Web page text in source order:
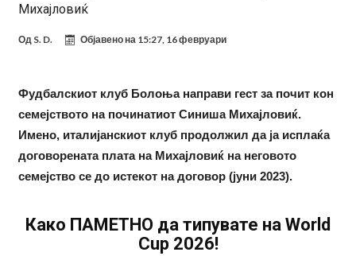
прифати најлудиот предизвик на кариерата – сам против
шестмина (Видео)
Меси, Нејмар и Суарез повторно заедно?!
Маркус Рашфорд повторно со Манчестер Јунајтед. Не е
Тикет на денот (понеделник, 10.08.2026)
Феран Торес се поблиску до трансфер во ПСЖ
Даниел Малдини повторно го смени клубот во Серија “А”
Михајловиќ
Од S. D. Објавено на 15:27, 16 февруари
Фудбалскиот клуб Болоња направи гест за почит кон
семејството на починатиот Синиша Михајловиќ.
Имено, италијанскиот клуб продолжил да ја исплаќа
договорената плата на Михајловиќ на неговото
семејство се до истекот на договор (јуни 2023).
Како ПАМЕТНО да типувате на World
Cup 2026!